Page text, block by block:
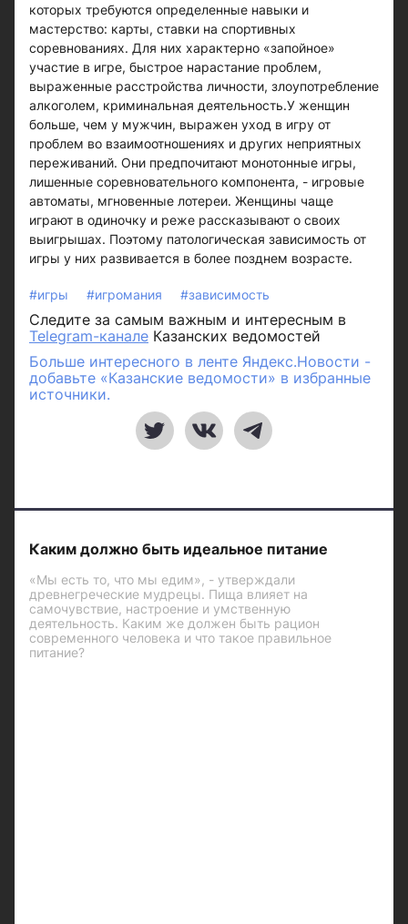
которых требуются определенные навыки и
мастерство: карты, ставки на спортивных
соревнованиях. Для них характерно «запойное»
участие в игре, быстрое нарастание проблем,
выраженные расстройства личности, злоупотребление
алкоголем, криминальная деятельность.У женщин
больше, чем у мужчин, выражен уход в игру от
проблем во взаимоотношениях и других неприятных
переживаний. Они предпочитают монотонные игры,
лишенные соревновательного компонента, - игровые
автоматы, мгновенные лотереи. Женщины чаще
играют в одиночку и реже рассказывают о своих
выигрышах. Поэтому патологическая зависимость от
игры у них развивается в более позднем возрасте.
#игры #игромания #зависимость
Следите за самым важным и интересным в
Telegram-канале Казанских ведомостей
Больше интересного в ленте Яндекс.Новости -
добавьте «Казанские ведомости» в избранные
источники.
Каким должно быть идеальное питание
«Мы есть то, что мы едим», - утверждали
древнегреческие мудрецы. Пища влияет на
самочувствие, настроение и умственную
деятельность. Каким же должен быть рацион
современного человека и что такое правильное
питание?